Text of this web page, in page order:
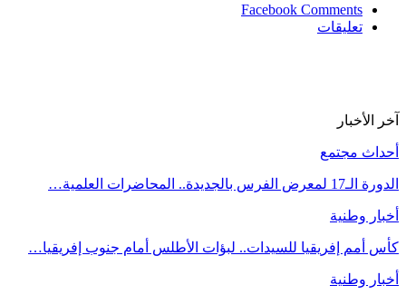
Facebook Comments
تعليقات
آخر الأخبار
أحداث مجتمع
الدورة الـ17 لمعرض الفرس بالجديدة.. المحاضرات العلمية…
أخبار وطنية
كأس أمم إفريقيا للسيدات.. لبؤات الأطلس أمام جنوب إفريقيا…
أخبار وطنية